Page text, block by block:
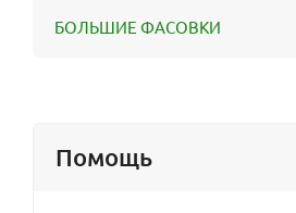
БОЛЬШИЕ ФАСОВКИ
Помощь